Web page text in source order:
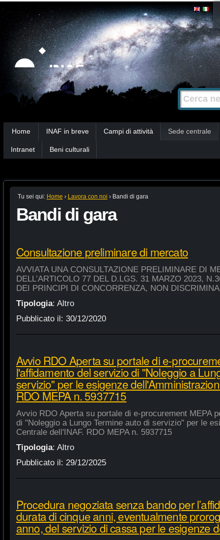
Strumenti
personali
Salta
contenuti.
|
Salta
alla
navigazione
Cerca nel
Ricerca
avanzata…
Home INAF in breve Campi di attività Sede centrale
Intranet Beni culturali
Tu sei qui: Home › Lavora con noi › Bandi di gara
Bandi di gara
Consultazione preliminare di mercato
AVVIATA UNA CONSULTAZIONE PRELIMINARE DI
DELL’ARTICOLO 77 DEL D.LGS. 31 MARZO 2023,
DEI PRINCIPI DI CONCORRENZA, NON
Tipologia: Altro
Pubblicato il: 30/12/2020
Avvio RDO Aperta su portale di e-
l'affidamento del servizio di "Noleggio a
servizio" per le esigenze
RDO MEPA n. 5937715
Avvio RDO Aperta su portale di e-procurement MEPA
di "Noleggio a Lungo Termine auto di servizio" per le
Centrale dell'INAF. RDO MEPA n. 5937715
Tipologia: Altro
Pubblicato il: 29/12/2025
Procedura negoziata senza bando per
durata di cinque anni, eventualmente
anno, del servizio di cassa per le esigenze